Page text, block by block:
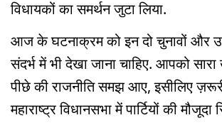
विधायकों का समर्थन जुटा लिया.
आज के घटनाक्रम को इन दो चुनावों और
संदर्भ में भी देखा जाना चाहिए. आपको
पीछे की राजनीति समझ आए, इसीलिए
महाराष्ट्र विधानसभा में पार्टियों की